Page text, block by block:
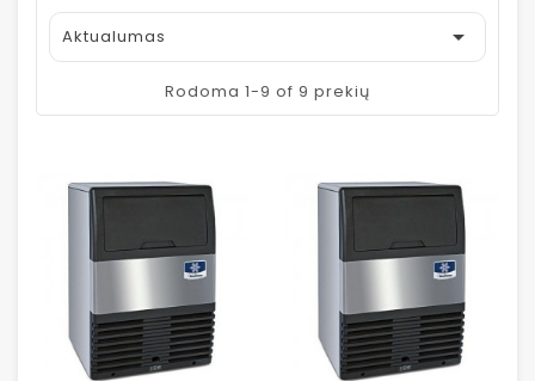
Aktualumas 
Rodoma 1-9 of 9 prekių